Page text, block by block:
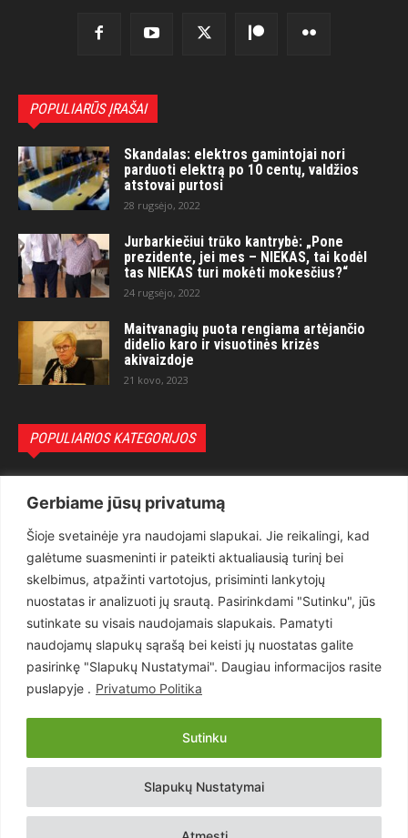
Gerbiame jūsų privatumą
Šioje svetainėje yra naudojami slapukai. Jie reikalingi, kad
galėtume suasmeninti ir pateikti aktualiausią turinį bei
skelbimus, atpažinti vartotojus, prisiminti lankytojų
nuostatas ir analizuoti jų srautą. Pasirinkdami "Sutinku", jūs
sutinkate su visais naudojamais slapukais. Pamatyti
naudojamų slapukų sąrašą bei keisti jų nuostatas galite
pasirinkę "Slapukų Nustatymai". Daugiau informacijos rasite
puslapyje . Privatumo Politika
Slapukų Nustatymai
Sutinku
POPULIARŪS ĮRAŠAI
Skandalas: elektros gamintojai nori
parduoti elektrą po 10 centų, valdžios
atstovai purtosi
28 rugsėjo, 2022
Jurbarkiečiui trūko kantrybė: „Pone
prezidente, jei mes – NIEKAS, tai kodėl
tas NIEKAS turi mokėti mokesčius?“
24 rugsėjo, 2022
Maitvanagių puota rengiama artėjančio
didelio karo ir visuotinės krizės
akivaizdoje
21 kovo, 2023
POPULIARIOS KATEGORIJOS
Teisėsauga
1497
Aktualu
Lietuva
619
Pasaulis
Статьи на русском
Articles in english
Copyright © 2026 UAB „Goruva“. Visos teisės saugomos.
Kontaktai Prenumerata Privatumo Politika Naudojimosi Taisyklės